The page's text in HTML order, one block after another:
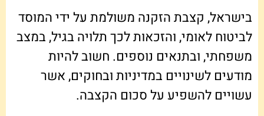
בישראל, קצבת הזקנה משולמת על ידי המוסד
לביטוח לאומי, והזכאות לכך תלויה בגיל, במצב
משפחתי, ובתנאים נוספים. חשוב להיות
מודעים לשינויים במדיניות ובחוקים, אשר
עשויים להשפיע על סכום הקצבה.